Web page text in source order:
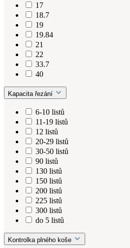
17
18.7
19
19.84
21
22
33.7
40
Kapacita řezání
6-10 listů
11-19 listů
12 listů
20-29 listů
30-50 listů
90 listů
130 listů
150 listů
200 listů
225 listů
300 listů
do 5 listů
Kontrolka plného koše